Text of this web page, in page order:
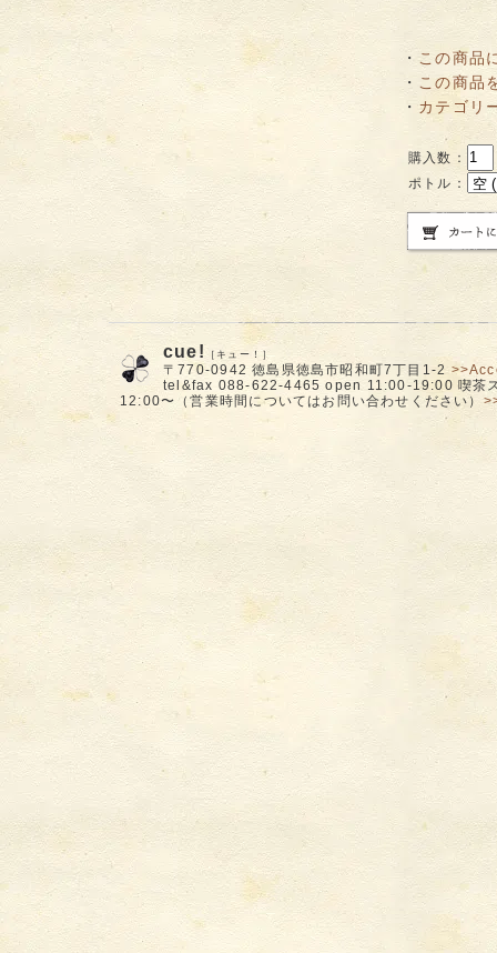
・ この商品
・ この商品
・ カテゴリ
購入数：
ポトル：
cue! ［キュー！］
〒770-0942 徳島県徳島市昭和町7丁目1-2
tel&fax 088-622-4465 open 11:00-19:00 喫茶
12:00〜（営業時間についてはお問い合わせください）